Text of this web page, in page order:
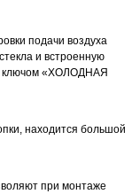
подачи воздуха
и встроенную
ключом «ХОЛОДНАЯ
находится большой
при монтаже